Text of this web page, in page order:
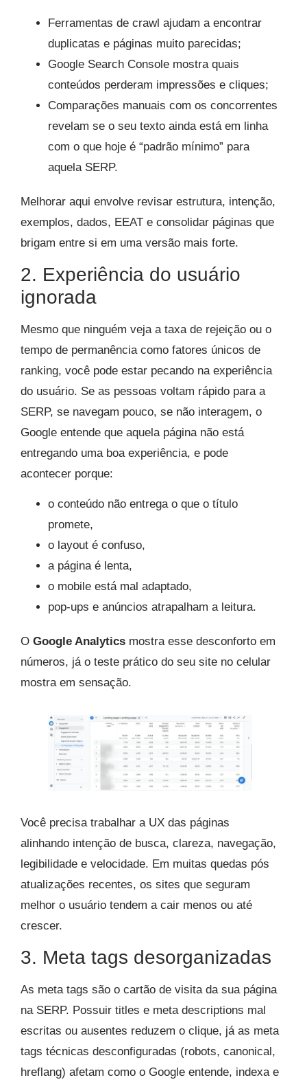
Ferramentas de crawl ajudam a encontrar
duplicatas e páginas muito parecidas;
Google Search Console mostra quais
conteúdos perderam impressões e cliques;
Comparações manuais com os concorrentes
revelam se o seu texto ainda está em linha
com o que hoje é “padrão mínimo” para
aquela SERP.
Melhorar aqui envolve revisar estrutura, intenção,
exemplos, dados, EEAT e consolidar páginas que
brigam entre si em uma versão mais forte.
2. Experiência do usuário
ignorada
Mesmo que ninguém veja a taxa de rejeição ou o
tempo de permanência como fatores únicos de
ranking, você pode estar pecando na experiência
do usuário. Se as pessoas voltam rápido para a
SERP, se navegam pouco, se não interagem, o
Google entende que aquela página não está
entregando uma boa experiência, e pode
acontecer porque:
o conteúdo não entrega o que o título
promete,
o layout é confuso,
a página é lenta,
o mobile está mal adaptado,
pop-ups e anúncios atrapalham a leitura.
O Google Analytics mostra esse desconforto em
números, já o teste prático do seu site no celular
mostra em sensação.
Você precisa trabalhar a UX das páginas
alinhando intenção de busca, clareza, navegação,
legibilidade e velocidade. Em muitas quedas pós
atualizações recentes, os sites que seguram
melhor o usuário tendem a cair menos ou até
crescer.
3. Meta tags desorganizadas
As meta tags são o cartão de visita da sua página
na SERP. Possuir titles e meta descriptions mal
escritas ou ausentes reduzem o clique, já as meta
tags técnicas desconfiguradas (robots, canonical,
hreflang) afetam como o Google entende, indexa e